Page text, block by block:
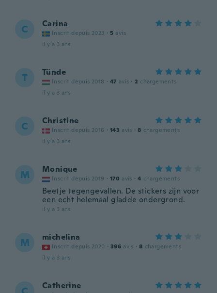
C Carina
Inscrit depuis 2023 · 5 avis
il y a 3 ans
T Tünde
Inscrit depuis 2018 · 47 avis · 2 chargements
il y a 3 ans
C Christine
Inscrit depuis 2016 · 143 avis · 8 chargements
il y a 3 ans
M Monique
Inscrit depuis 2019 · 170 avis · 4 chargements
Beetje tegengevallen. De stickers zijn voor
een echt helemaal gladde ondergrond.
il y a 3 ans
M michelina
Inscrit depuis 2020 · 396 avis · 8 chargements
il y a 3 ans
Catherine